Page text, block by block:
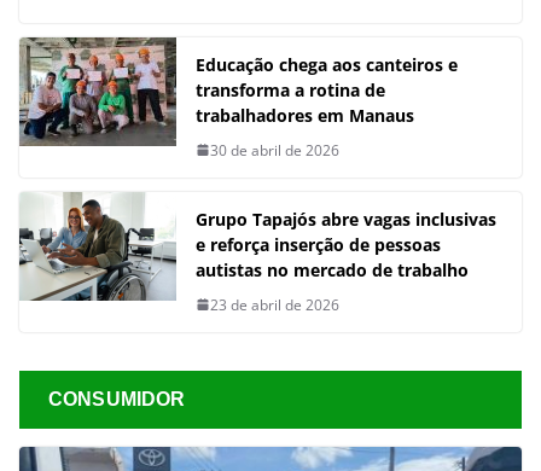
Educação chega aos canteiros e
transforma a rotina de
trabalhadores em Manaus
30 de abril de 2026
Grupo Tapajós abre vagas inclusivas
e reforça inserção de pessoas
autistas no mercado de trabalho
23 de abril de 2026
CONSUMIDOR